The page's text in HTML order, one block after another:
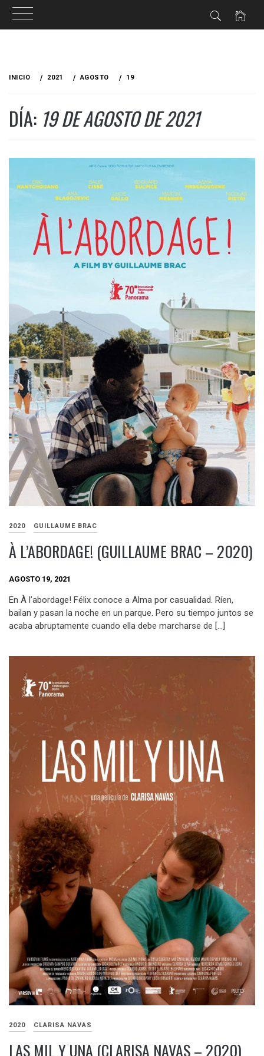
INICIO 2021 AGOSTO 19
DÍA: 19 DE AGOSTO DE 2021
2020 GUILLAUME BRAC
À L’ABORDAGE! (GUILLAUME BRAC – 2020)
AGOSTO 19, 2021
En À l’abordage! Félix conoce a Alma por casualidad. Ríen,
bailan y pasan la noche en un parque. Pero su tiempo juntos se
acaba abruptamente cuando ella debe marcharse de […]
2020 CLARISA NAVAS
LAS MIL Y UNA (CLARISA NAVAS – 2020)